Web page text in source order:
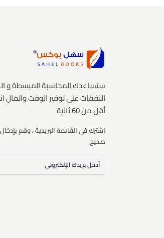
ستساعدك المحاسبة المبسطة و
النفقات على توفير الوقت والمال
أقل من 60 ثانية
اشترك في القائمة البريدية ، وقم
صحيح